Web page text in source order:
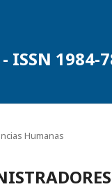
ISSN 1984-
Humanas